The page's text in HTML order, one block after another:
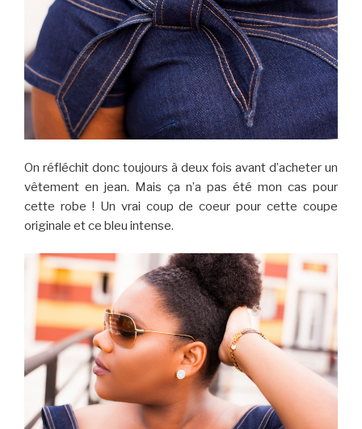
On réfléchit donc toujours à deux fois avant d’acheter un
vêtement en jean. Mais ça n’a pas été mon cas pour
cette robe ! Un vrai coup de coeur pour cette coupe
originale et ce bleu intense.